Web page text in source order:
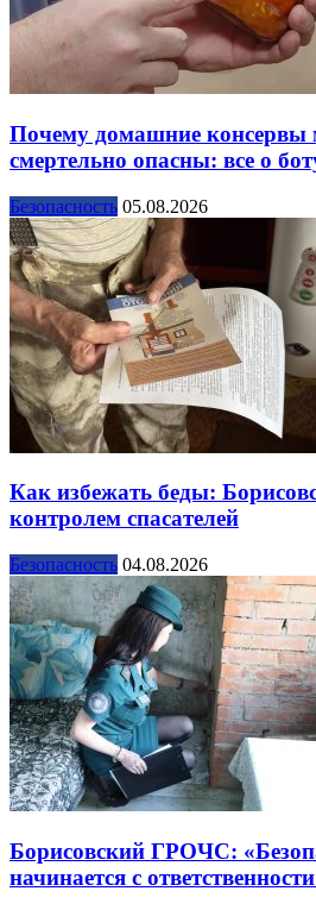
Почему домашние консервы
смертельно опасны: все о
Безопасность 05.08.2026
Как избежать беды:
контролем спасателей
Безопасность 04.08.2026
Борисовский ГРОЧС:
начинается с